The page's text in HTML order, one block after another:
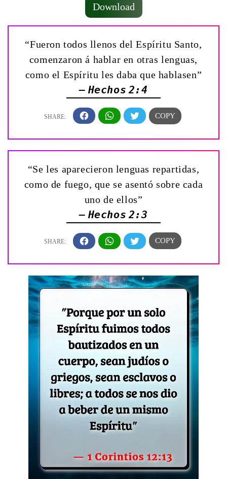
Download
“Fueron todos llenos del Espíritu Santo,
comenzaron á hablar en otras lenguas,
como el Espíritu les daba que hablasen”
— Hechos 2:4
“Se les aparecieron lenguas repartidas,
como de fuego, que se asentó sobre cada
uno de ellos”
— Hechos 2:3